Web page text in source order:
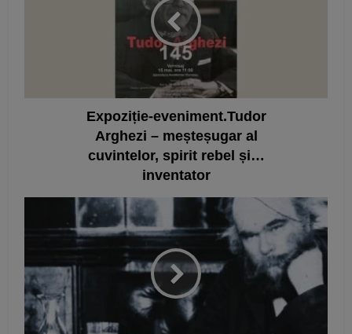
Expoziție-eveniment.Tudor
Arghezi – meșteșugar al
cuvintelor, spirit rebel și…
inventator